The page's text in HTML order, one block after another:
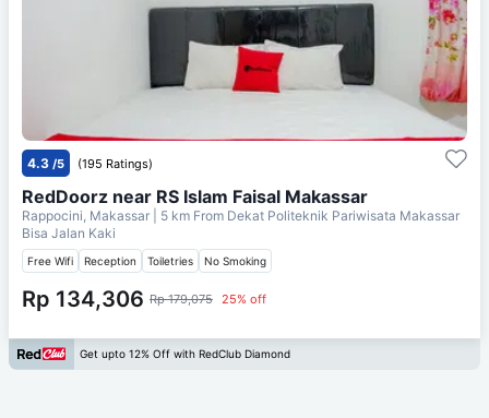
4.3 /5 (195 Ratings)
RedDoorz near RS Islam Faisal Makassar
Rappocini, Makassar | 5 km From Dekat Politeknik Pariwisata Makassar
Bisa Jalan Kaki
Free Wifi Reception Toiletries No Smoking
Rp 134,306 Rp 179,075 25% off
Get upto 12% Off with RedClub Diamond